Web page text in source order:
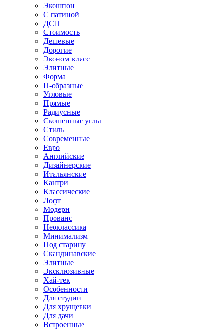
Экошпон
С патиной
ДСП
Стоимость
Дешевые
Дорогие
Эконом-класс
Элитные
Форма
П-образные
Угловые
Прямые
Радиусные
Скошенные углы
Стиль
Современные
Евро
Английские
Дизайнерские
Итальянские
Кантри
Классические
Лофт
Модерн
Прованс
Неоклассика
Минимализм
Под старину
Скандинавские
Элитные
Эксклюзивные
Хай-тек
Особенности
Для студии
Для хрущевки
Для дачи
Встроенные